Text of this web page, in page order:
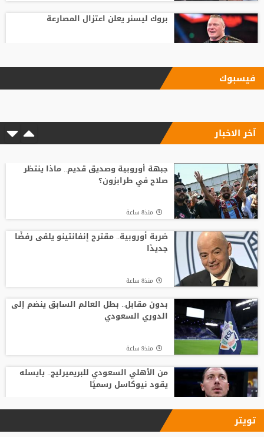
بروك ليسنر يعلن اعتزال المصارعة
17 مليون يورو سنويا.. صلاح يصل إسطنبول
الأردن
بعد حسم صفقة صلاح.. طرابزون سبور يكثف
ضغطه لضم نجم الهلال
من الأهلي السعودي للبريميرليج.. يايسله
يقود نيوكاسل رسميًا
فيسبوك
آخر الاخبار
جبهة أوروبية وصديق قديم.. ماذا ينتظر
صلاح في طرابزون؟
منذ8 ساعة
ضربة أوروبية.. مقترح إنفانتينو يلقى رفضًا
جديدًا
منذ8 ساعة
بدون مقابل.. بطل العالم السابق ينضم إلى
الدوري السعودي
منذ9 ساعة
من الأهلي السعودي للبريميرليج.. يايسله
يقود نيوكاسل رسميًا
تويتر